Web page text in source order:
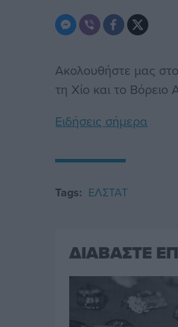
Ακολουθήστε μας στο
τη Χίο και το Βόρειο
Ειδήσεις σήμερα
Tags: ΕΛΣΤΑΤ
ΔΙΑΒΑΣΤΕ